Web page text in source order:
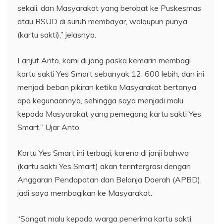
sekali, dan Masyarakat yang berobat ke Puskesmas
atau RSUD di suruh membayar, walaupun punya
(kartu sakti),” jelasnya.
Lanjut Anto, kami di jong paska kemarin membagi
kartu sakti Yes Smart sebanyak 12. 600 lebih, dan ini
menjadi beban pikiran ketika Masyarakat bertanya
apa kegunaannya, sehingga saya menjadi malu
kepada Masyarakat yang pemegang kartu sakti Yes
Smart,” Ujar Anto.
Kartu Yes Smart ini terbagi, karena di janji bahwa
(kartu sakti Yes Smart) akan terintergrasi dengan
Anggaran Pendapatan dan Belanja Daerah (APBD),
jadi saya membagikan ke Masyarakat.
“Sangat malu kepada warga penerima kartu sakti